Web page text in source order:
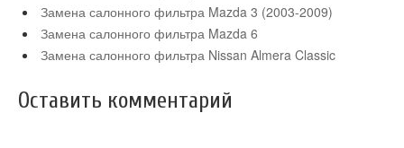
Замена салонного фильтра Mazda 3 (2003-2009)
Замена салонного фильтра Mazda 6
Замена салонного фильтра Nissan Almera Classic
Оставить комментарий